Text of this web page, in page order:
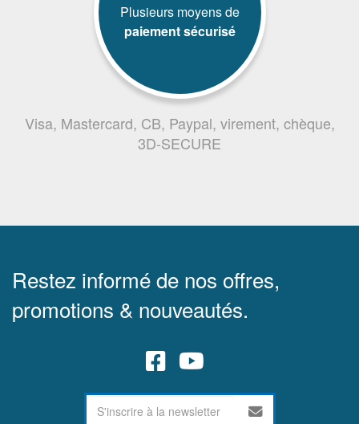
Plusieurs moyens de
paiement sécurisé
Visa, Mastercard, CB, Paypal, virement, chèque,
3D-SECURE
Restez informé de nos offres,
promotions & nouveautés.